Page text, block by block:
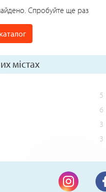
Спробуйте ще раз
містах
5
6
3
3